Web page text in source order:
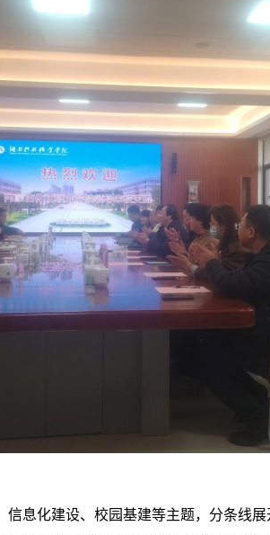
息化建设、校园基建等主题，分条线